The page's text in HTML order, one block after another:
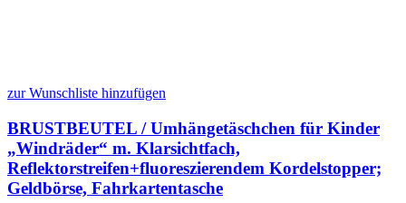
zur Wunschliste hinzufügen
BRUSTBEUTEL / Umhängetäschchen für Kinder
„Windräder“ m. Klarsichtfach,
Reflektorstreifen+fluoreszierendem Kordelstopper;
Geldbörse, Fahrkartentasche